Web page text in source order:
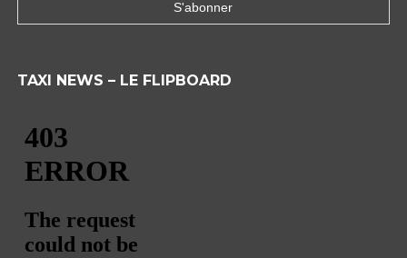
TAXI NEWS – LE FLIPBOARD